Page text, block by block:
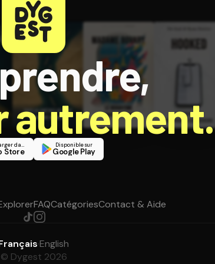
autrement.
Télécharger dans
Store
Disponible sur
Google Play
FAQCatégoriesContact & Aide
·English
© Dygest 2026